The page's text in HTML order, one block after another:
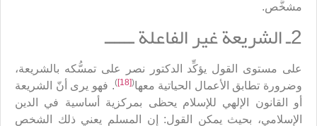
مشخَّص.
2ـ الشريعة غير الفاعلة ــــــ
على مستوى القول يؤكِّد الدكتور نصر على تمسُّكه بالشريعة،
وضرورة تطابق الأعمال الحياتية معها(
[18]
). فهو يرى أنّ الشريعة
أو القانون الإلهي للإسلام يحظى بمركزية أساسية في الدين
الإسلامي، بحيث يمكن القول: إن المسلم يعني ذلك الشخص